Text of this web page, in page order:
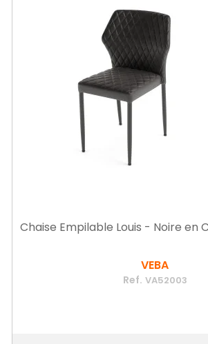
Chaise Empilable Louis - Noire en
VEBA
Ref. VA52003